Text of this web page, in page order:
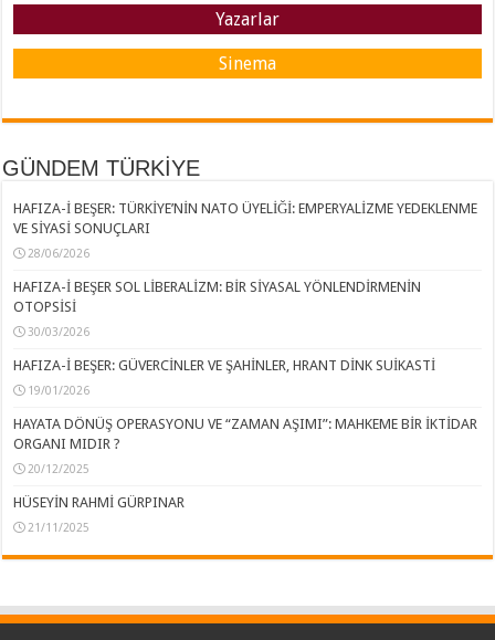
Yazarlar
Sinema
GÜNDEM TÜRKİYE
HAFIZA-İ BEŞER: TÜRKİYE’NİN NATO ÜYELİĞİ: EMPERYALİZME YEDEKLENME
VE SİYASİ SONUÇLARI
28/06/2026
HAFIZA-İ BEŞER SOL LİBERALİZM: BİR SİYASAL YÖNLENDİRMENİN
OTOPSİSİ
30/03/2026
HAFIZA-İ BEŞER: GÜVERCİNLER VE ŞAHİNLER, HRANT DİNK SUİKASTİ
19/01/2026
HAYATA DÖNÜŞ OPERASYONU VE “ZAMAN AŞIMI”: MAHKEME BİR İKTİDAR
ORGANI MIDIR ?
20/12/2025
HÜSEYİN RAHMİ GÜRPINAR
21/11/2025